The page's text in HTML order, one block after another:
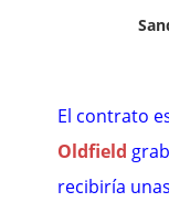
El contrato
Oldfield
recibiría